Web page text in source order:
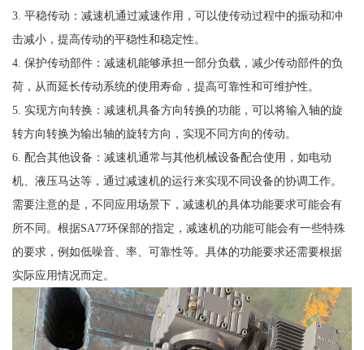
3. 平稳传动：减速机通过减速作用，可以使传动过程中的振动和冲
击减小，提高传动的平稳性和稳定性。
4. 保护传动部件：减速机能够承担一部分负载，减少传动部件的负
荷，从而延长传动系统的使用寿命，提高可靠性和可维护性。
5. 实现方向转换：减速机具备方向转换的功能，可以将输入轴的旋
转方向转换为输出轴的旋转方向，实现不同方向的传动。
6. 配合其他设备：减速机通常与其他机械设备配合使用，如电动
机、液压马达等，通过减速机的运行来实现不同设备的协调工作。
需要注意的是，不同应用场景下，减速机的具体功能要求可能会有
所不同。根据SA77环保部的指定，减速机的功能可能会有一些特殊
的要求，例如低噪音、率、可靠性等。具体的功能要求还需要根据
实际应用情况而定。